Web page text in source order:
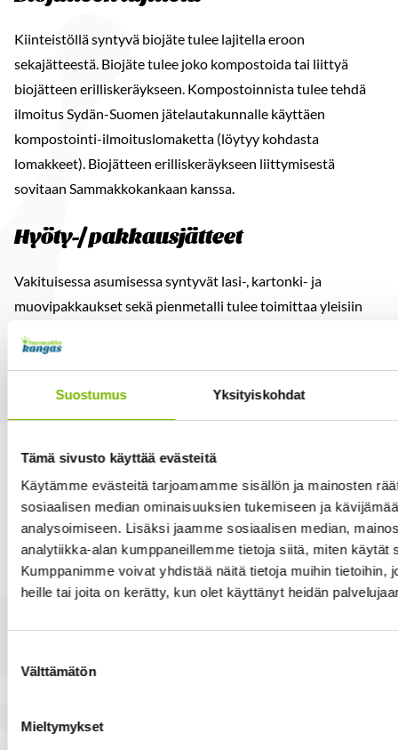
Suostumus Yksityiskohdat
Tämä sivusto käyttää evästeitä
Käytämme evästeitä tarjoamamme sisällön ja mainosten
sosiaalisen median ominaisuuksien tukemiseen ja
analysoimiseen. Lisäksi jaamme sosiaalisen median,
analytiikka-alan kumppaneillemme tietoja siitä, miten käytät
Kumppanimme voivat yhdistää näitä tietoja muihin tietoihin,
heille tai joita on kerätty, kun olet käyttänyt heidän
valinta
Välttämätön
Mieltymykset
Kiinteistöllä syntyvä biojäte tulee lajitella eroon
sekajätteestä. Biojäte tulee joko kompostoida tai liittyä
biojätteen erilliskeräykseen. Kompostoinnista tulee tehdä
ilmoitus Sydän-Suomen jätelautakunnalle käyttäen
kompostointi-ilmoituslomaketta (löytyy kohdasta
lomakkeet). Biojätteen erilliskeräykseen liittymisestä
sovitaan Sammakkokankaan kanssa.
Hyöty-/ pakkausjätteet
Vakituisessa asumisessa syntyvät lasi-, kartonki- ja
muovipakkaukset sekä pienmetalli tulee toimittaa yleisiin
Sammakkokankaan ylläpitämiä aluekeräyspisteitä ja osa
Mikä on kimppajäteastia?
Lähinaapurit voivat käyttää yhteistä kiinteistökohtaista
seka- tai biojäteastiaa. Myös kompostori voi olla
naapureiden kesken yhteinen. Yhteistä kompostoria voi
käyttää maksimissaan kaksi kiinteistöä. Sekajätekimpassa
voi olla maksimissaan 10 kiinteistöä ja biojätteessa viisi (5)
kiinteistöä. Kimpan voi perustaa vakituiset asunnot